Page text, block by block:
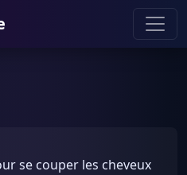
se couper les cheveux